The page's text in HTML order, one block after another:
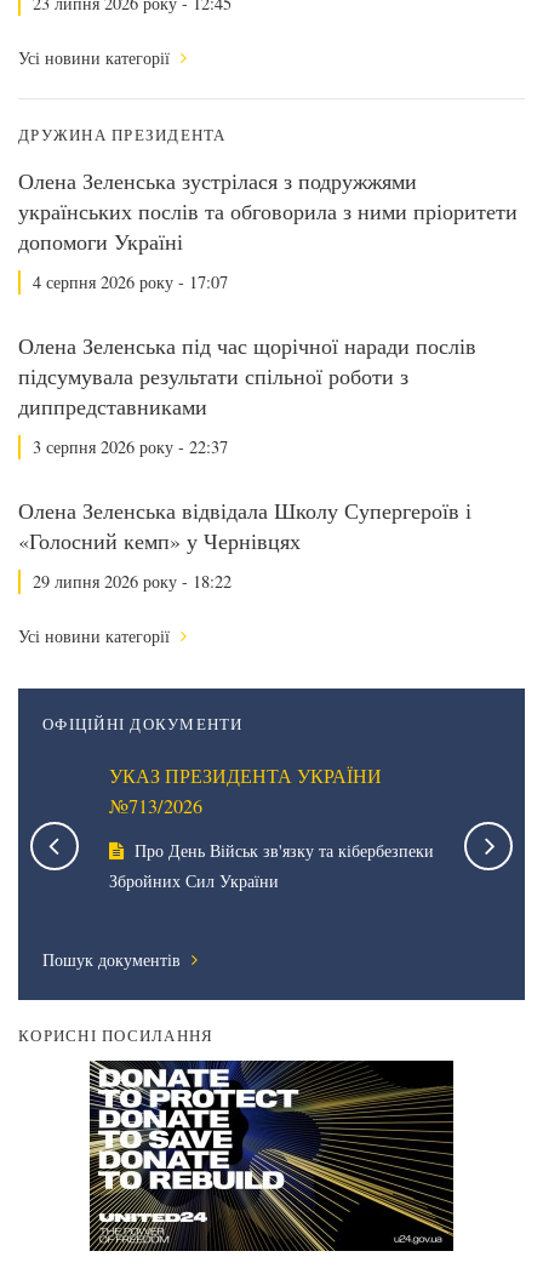
Усі новини категорії
ДРУЖИНА ПРЕЗИДЕНТА
Олена Зеленська зустрілася з подружжями
українських послів та обговорила з ними пріоритети
допомоги Україні
4 серпня 2026 року - 17:07
Олена Зеленська під час щорічної наради послів
підсумувала результати спільної роботи з
диппредставниками
3 серпня 2026 року - 22:37
Олена Зеленська відвідала Школу Супергероїв і
«Голосний кемп» у Чернівцях
29 липня 2026 року - 18:22
Усі новини категорії
ОФІЦІЙНІ ДОКУМЕНТИ
УКАЗ ПРЕЗИДЕНТА УКРАЇНИ
№713/2026
Про День Військ зв'язку та кібербезпеки
Збройних Сил України
Про
Пошук документів
КОРИСНІ ПОСИЛАННЯ